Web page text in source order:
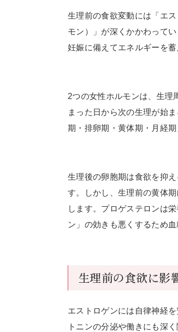
生理前の食欲変動には「エ
モン）」が深くかかわって
妊娠に備えてエネルギーを
2つの女性ホルモンは、生理
まった日から次の生理が始
期・排卵期・黄体期・月経
生理後の卵胞期は食欲を抑
す。しかし、生理前の黄体
します。プロゲステロンは
ン」の効きも悪くするため
生理前の食欲に影
エストロゲンには自律神経
トニンの分泌や働きにも深